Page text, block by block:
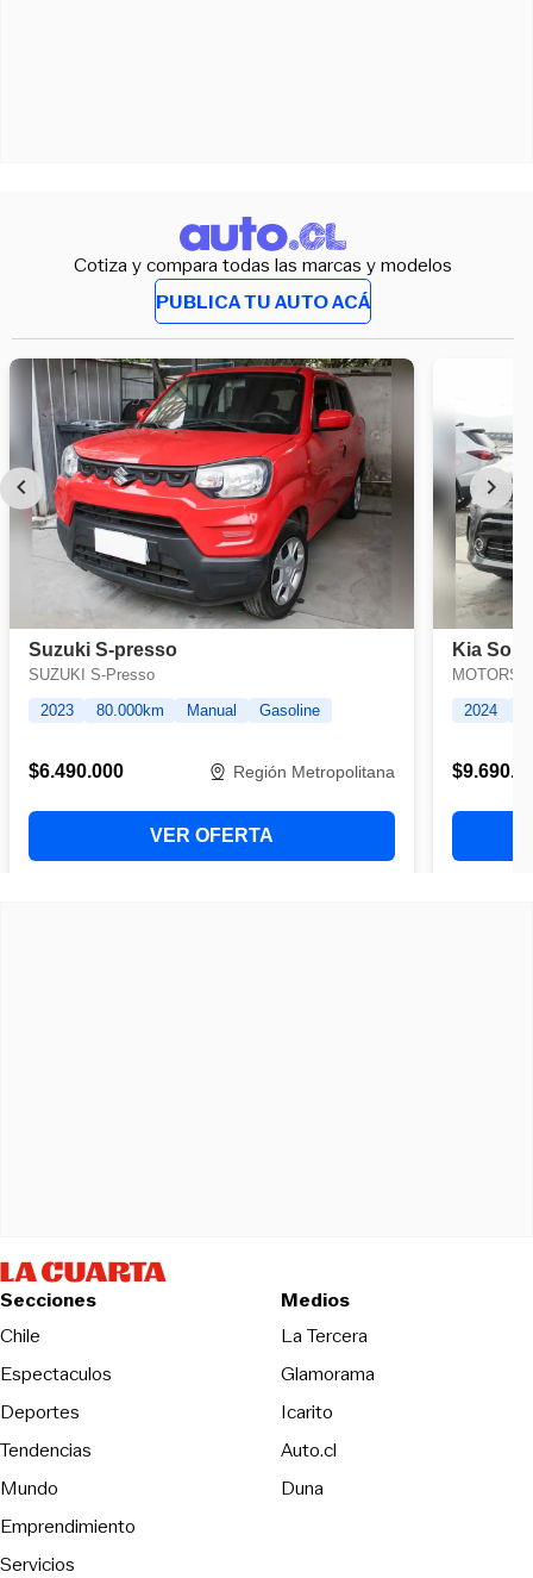
Cotiza y compara todas las marcas y modelos
PUBLICA TU AUTO ACÁ
Secciones
Chile
Espectaculos
Deportes
Tendencias
Mundo
Emprendimiento
Servicios
Medios
La TerceraOpens in new
Glamorama
Icarito
Auto.cl
DunaOpens in new window